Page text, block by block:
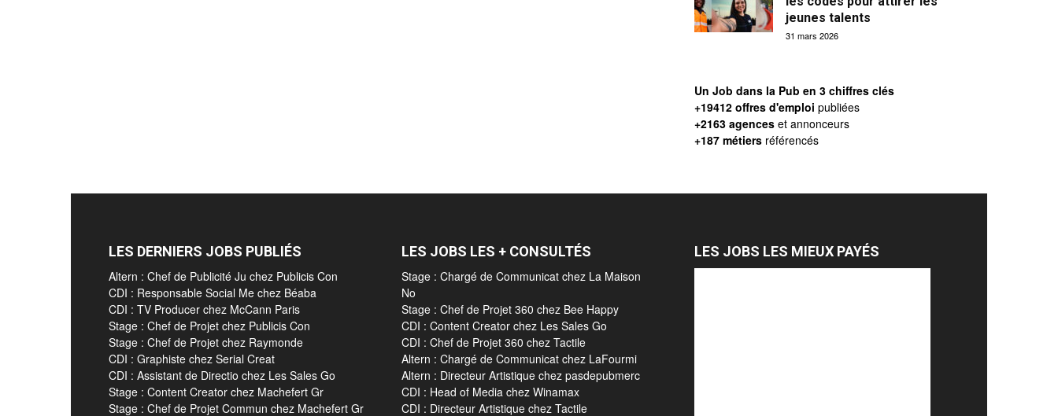
jeunes talents
31 mars 2026
Un Job dans la Pub en 3 chiffres clés
+19412 offres d'emploi publiées
+2163 agences et annonceurs
+187 métiers référencés
LES DERNIERS JOBS PUBLIÉS
Altern : Chef de Publicité Ju chez Publicis Con
CDI : Responsable Social Me chez Béaba
CDI : TV Producer chez McCann Paris
Stage : Chef de Projet chez Publicis Con
Stage : Chef de Projet chez Raymonde
CDI : Graphiste chez Serial Creat
CDI : Assistant de Directio chez Les Sales Go
Stage : Content Creator chez Machefert Gr
Stage : Chef de Projet Commun chez Machefert Gr
LES JOBS LES + CONSULTÉS
Stage : Chargé de Communicat chez La Maison
No
Stage : Chef de Projet 360 chez Bee Happy
CDI : Content Creator chez Les Sales Go
CDI : Chef de Projet 360 chez Tactile
Altern : Chargé de Communicat chez LaFourmi
Altern : Directeur Artistique chez pasdepubmerc
CDI : Head of Media chez Winamax
CDI : Directeur Artistique chez Tactile
LES JOBS LES MIEUX PAYÉS